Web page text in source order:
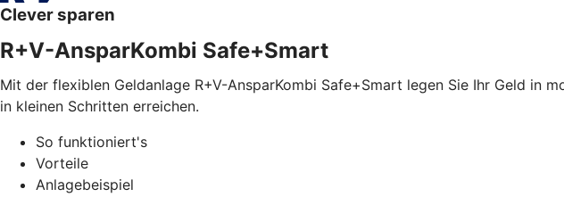
Clever sparen
R+V-AnsparKombi Safe+Smart
Mit der flexiblen Geldanlage R+V-AnsparKombi Safe+Smart legen Sie Ihr Geld in
in kleinen Schritten erreichen.
So funktioniert's
Vorteile
Anlagebeispiel